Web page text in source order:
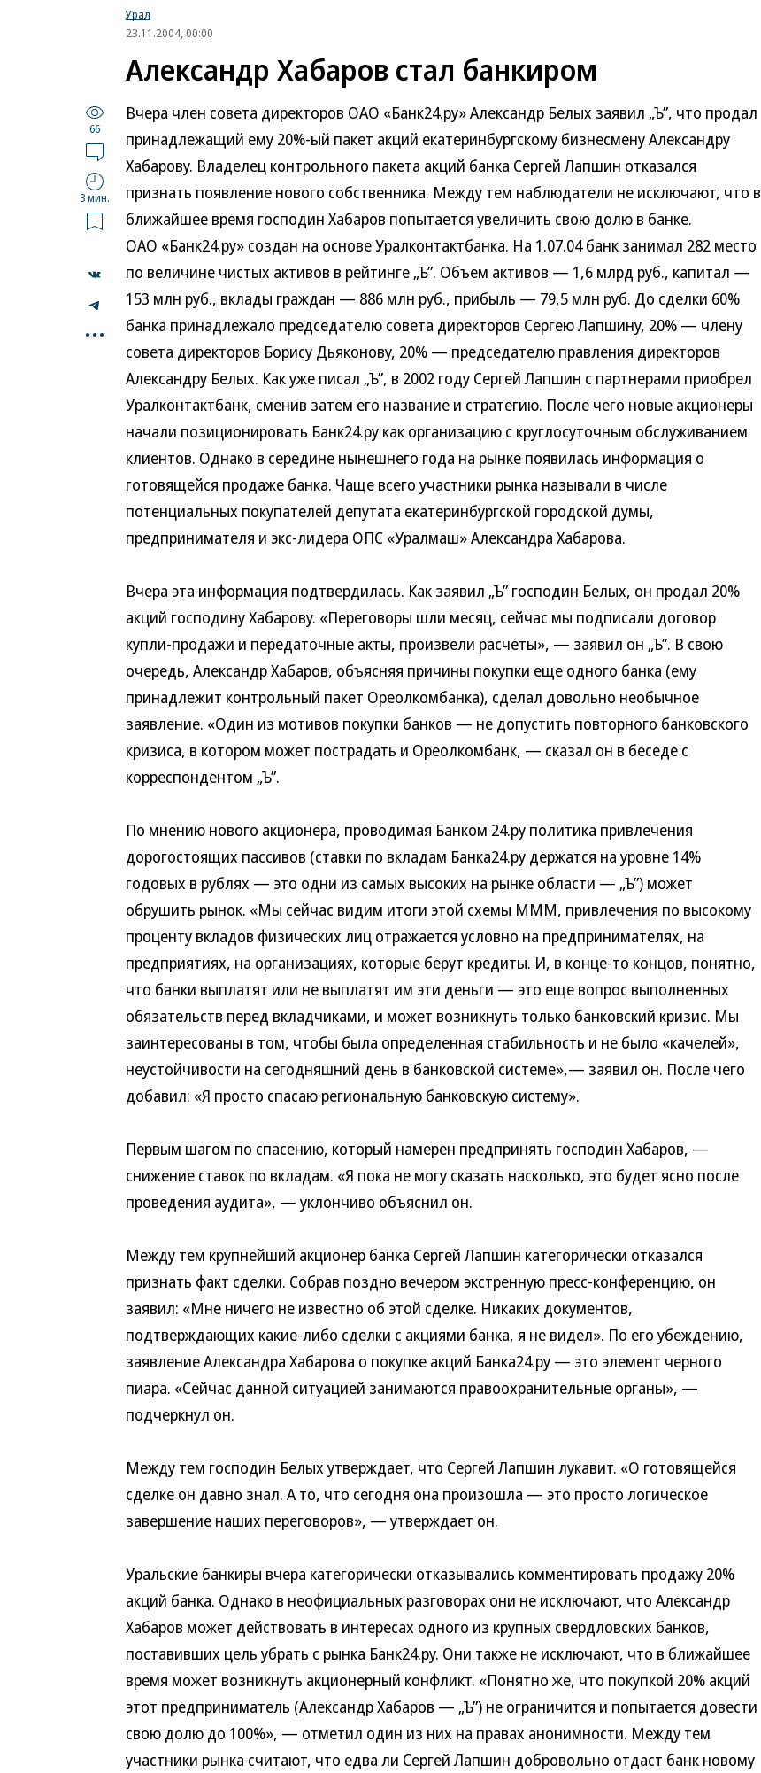
Урал
23.11.2004, 00:00
Александр Хабаров стал банкиром
66
3 мин.
...
Вчера член совета директоров ОАО «Банк24.ру» Александр Белых заявил „Ъ”, что продал
принадлежащий ему 20%-ый пакет акций екатеринбургскому бизнесмену Александру
Хабарову. Владелец контрольного пакета акций банка Сергей Лапшин отказался
признать появление нового собственника. Между тем наблюдатели не исключают, что в
ближайшее время господин Хабаров попытается увеличить свою долю в банке.
ОАО «Банк24.ру» создан на основе Уралконтактбанка. На 1.07.04 банк занимал 282 место
по величине чистых активов в рейтинге „Ъ”. Объем активов — 1,6 млрд руб., капитал —
153 млн руб., вклады граждан — 886 млн руб., прибыль — 79,5 млн руб. До сделки 60%
банка принадлежало председателю совета директоров Сергею Лапшину, 20% — члену
совета директоров Борису Дьяконову, 20% — председателю правления директоров
Александру Белых. Как уже писал „Ъ”, в 2002 году Сергей Лапшин с партнерами приобрел
Уралконтактбанк, сменив затем его название и стратегию. После чего новые акционеры
начали позиционировать Банк24.ру как организацию с круглосуточным обслуживанием
клиентов. Однако в середине нынешнего года на рынке появилась информация о
готовящейся продаже банка. Чаще всего участники рынка называли в числе
потенциальных покупателей депутата екатеринбургской городской думы,
предпринимателя и экс-лидера ОПС «Уралмаш» Александра Хабарова.
Вчера эта информация подтвердилась. Как заявил „Ъ” господин Белых, он продал 20%
акций господину Хабарову. «Переговоры шли месяц, сейчас мы подписали договор
купли-продажи и передаточные акты, произвели расчеты», — заявил он „Ъ”. В свою
очередь, Александр Хабаров, объясняя причины покупки еще одного банка (ему
принадлежит контрольный пакет Ореолкомбанка), сделал довольно необычное
заявление. «Один из мотивов покупки банков — не допустить повторного банковского
кризиса, в котором может пострадать и Ореолкомбанк, — сказал он в беседе с
корреспондентом „Ъ”.
По мнению нового акционера, проводимая Банком 24.ру политика привлечения
дорогостоящих пассивов (ставки по вкладам Банка24.ру держатся на уровне 14%
годовых в рублях — это одни из самых высоких на рынке области — „Ъ”) может
обрушить рынок. «Мы сейчас видим итоги этой схемы МММ, привлечения по высокому
проценту вкладов физических лиц отражается условно на предпринимателях, на
предприятиях, на организациях, которые берут кредиты. И, в конце-то концов, понятно,
что банки выплатят или не выплатят им эти деньги — это еще вопрос выполненных
обязательств перед вкладчиками, и может возникнуть только банковский кризис. Мы
заинтересованы в том, чтобы была определенная стабильность и не было «качелей»,
неустойчивости на сегодняшний день в банковской системе»,— заявил он. После чего
добавил: «Я просто спасаю региональную банковскую систему».
Первым шагом по спасению, который намерен предпринять господин Хабаров, —
снижение ставок по вкладам. «Я пока не могу сказать насколько, это будет ясно после
проведения аудита», — уклончиво объяснил он.
Между тем крупнейший акционер банка Сергей Лапшин категорически отказался
признать факт сделки. Собрав поздно вечером экстренную пресс-конференцию, он
заявил: «Мне ничего не известно об этой сделке. Никаких документов,
подтверждающих какие-либо сделки с акциями банка, я не видел». По его убеждению,
заявление Александра Хабарова о покупке акций Банка24.ру — это элемент черного
пиара. «Сейчас данной ситуацией занимаются правоохранительные органы», —
подчеркнул он.
Между тем господин Белых утверждает, что Сергей Лапшин лукавит. «О готовящейся
сделке он давно знал. А то, что сегодня она произошла — это просто логическое
завершение наших переговоров», — утверждает он.
Уральские банкиры вчера категорически отказывались комментировать продажу 20%
акций банка. Однако в неофициальных разговорах они не исключают, что Александр
Хабаров может действовать в интересах одного из крупных свердловских банков,
поставивших цель убрать с рынка Банк24.ру. Они также не исключают, что в ближайшее
время может возникнуть акционерный конфликт. «Понятно же, что покупкой 20% акций
этот предприниматель (Александр Хабаров — „Ъ”) не ограничится и попытается довести
свою долю до 100%», — отметил один из них на правах анонимности. Между тем
участники рынка считают, что едва ли Сергей Лапшин добровольно отдаст банк новому